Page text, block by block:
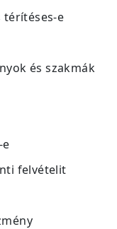
térítéses-e
és szakmák
felvételit